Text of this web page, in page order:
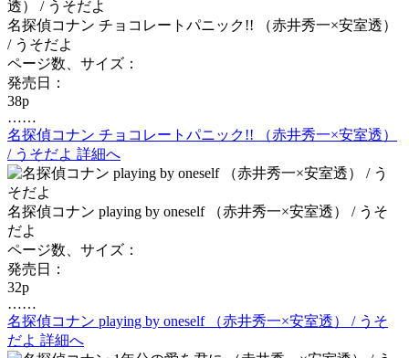
名探偵コナン チョコレートパニック!! （赤井秀一×安室透）
/ うそだよ
ページ数、サイズ：
発売日：
38p
……
名探偵コナン チョコレートパニック!! （赤井秀一×安室透）
/ うそだよ 詳細へ
名探偵コナン playing by oneself （赤井秀一×安室透） / うそ
だよ
ページ数、サイズ：
発売日：
32p
……
名探偵コナン playing by oneself （赤井秀一×安室透） / うそ
だよ 詳細へ